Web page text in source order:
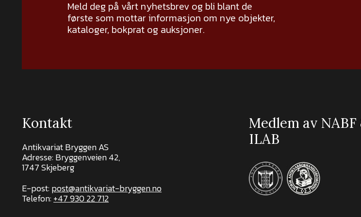
Meld deg på vårt nyhetsbrev og bli blant de
første som mottar informasjon om nye objekter,
kataloger, bokprat og auksjoner.
Kontakt
Antikvariat Bryggen AS
Adresse: Bryggenveien 42,
1747 Skjeberg
E-post:post@antikvariat-bryggen.no
Telefon:+47 930 22 712
Medlem av NABF
ILAB